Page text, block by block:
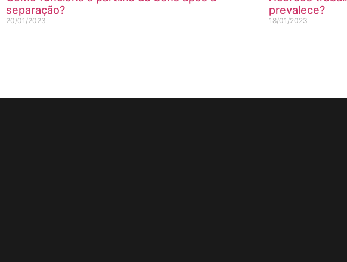
separação?
20/01/2023
prevalece?
18/01/2023